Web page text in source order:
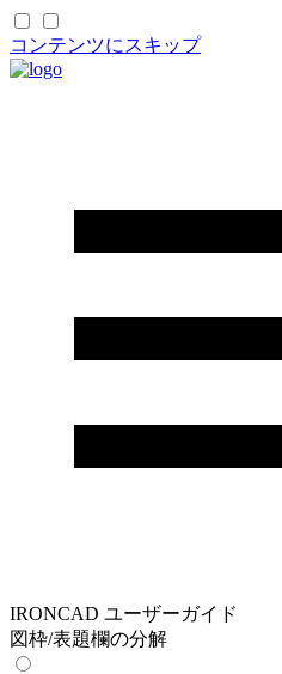
コンテンツにスキップ
IRONCAD ユーザーガイド
図枠/表題欄の分解